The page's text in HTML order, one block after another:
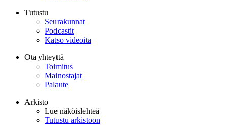
Tutustu
Seurakunnat
Podcastit
Katso videoita
Ota yhteyttä
Toimitus
Mainostajat
Palaute
Arkisto
Lue näköislehteä
Tutustu arkistoon